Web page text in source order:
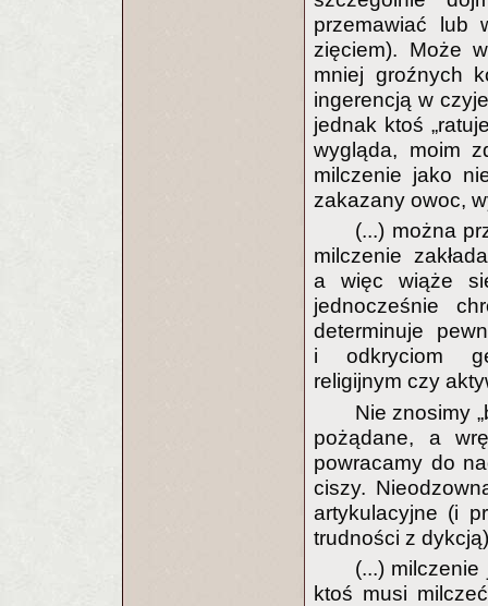
przemawiać lub
zięciem). Może
mniej groźnych
ingerencją w
jednak ktoś
wygląda, moim
milczenie jako
zakazany owoc,
(...) można
milczenie
a więc wiąże
jednocześnie
determinuje
i odkryciom
religijnym czy
Nie znosimy
pożądane, a
powracamy do
ciszy.
artykulacyjne (i
trudności z
(...)
ktoś musi